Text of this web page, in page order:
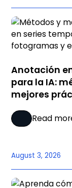
Anotación
para la IA:
mejores
Read
August 3, 2026